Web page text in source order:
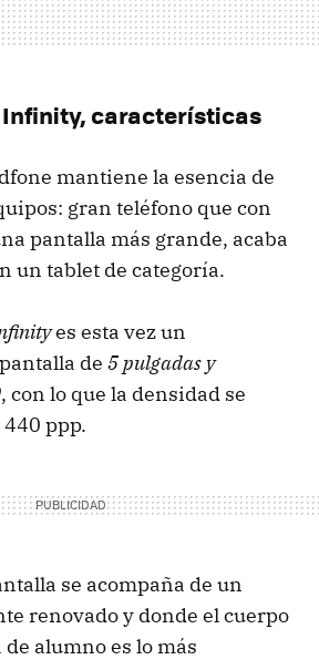
Infinity, características
mantiene la esencia de
gran teléfono que con
pantalla más grande, acaba
un tablet de categoría.
es esta vez un
de 5 pulgadas y
, con lo que la densidad se
ppp.
se acompaña de un
renovado y donde el cuerpo
alumno es lo más